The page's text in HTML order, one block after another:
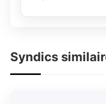
Syndics